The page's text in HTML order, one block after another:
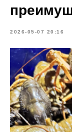
2026-05-07 20:16